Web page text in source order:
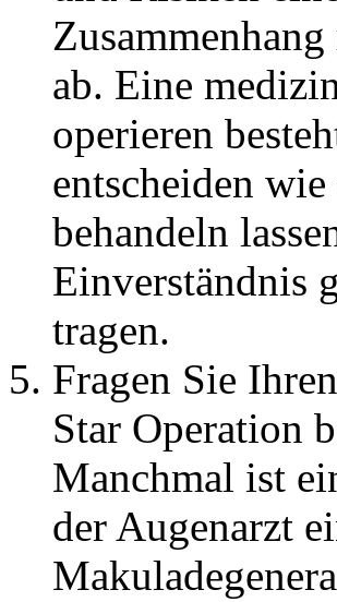
ab. Eine
operieren
entscheiden
behandeln
Einverständnis
tragen.
Fragen Sie
Star Operation
Manchmal ist
der Augenarzt